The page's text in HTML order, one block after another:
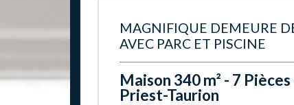
MAGNIFIQUE DEMEURE
AVEC PARC ET PISCINE
Maison 340 m² - 7
Priest-Taurion